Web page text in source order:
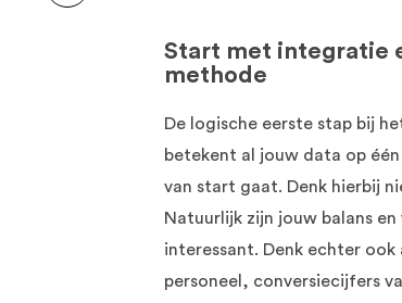
Start met integratie
methode
De logische eerste stap bij
betekent al jouw data op
van start gaat. Denk hierbij
Natuurlijk zijn jouw balans
interessant. Denk echter ook
personeel, conversiecijfers